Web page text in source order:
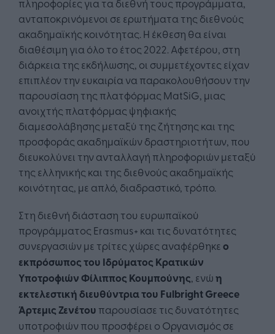
πληροφορίες για τα διεθνή τους προγράμματα,
ανταποκρινόμενοι σε ερωτήματα της διεθνούς
ακαδημαϊκής κοινότητας. Η έκθεση θα είναι
διαθέσιμη για όλο το έτος 2022. Αφετέρου, στη
διάρκεια της εκδήλωσης, οι συμμετέχοντες είχαν
επιπλέον την ευκαιρία να παρακολουθήσουν την
παρουσίαση της πλατφόρμας MatSiG, μιας
ανοιχτής πλατφόρμας ψηφιακής
διαμεσολάβησης μεταξύ της ζήτησης και της
προσφοράς ακαδημαϊκών δραστηριοτήτων, που
διευκολύνει την ανταλλαγή πληροφοριών μεταξύ
της ελληνικής και της διεθνούς ακαδημαϊκής
κοινότητας, με απλό, διαδραστικό, τρόπο.
Στη διεθνή διάσταση του ευρωπαϊκού
προγράμματος Erasmus+ και τις δυνατότητες
συνεργασιών με τρίτες χώρες αναφέρθηκεο
εκπρόσωπος του Ιδρύματος Κρατικών
Υποτροφιών Φίλιππος Κουμπούνης, ενώη
εκτελεστική διευθύντρια του Fulbright Greece
Άρτεμις Ζενέτου παρουσίασε τις δυνατότητες
υποτροφιών που προσφέρει ο Οργανισμός σε